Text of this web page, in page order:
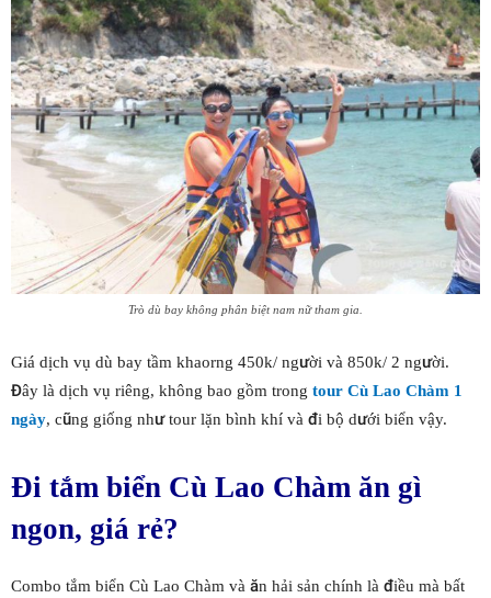
Trò dù bay không phân biệt nam nữ tham gia.
Giá dịch vụ dù bay tầm khaorng 450k/ người và 850k/ 2 người.
Đây là dịch vụ riêng, không bao gồm trong tour Cù Lao Chàm 1
ngày, cũng giống như tour lặn bình khí và đi bộ dưới biển vậy.
Đi tắm biển Cù Lao Chàm ăn gì
ngon, giá rẻ?
Combo tắm biển Cù Lao Chàm và ăn hải sản chính là điều mà bất